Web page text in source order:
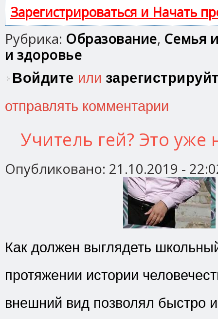
Зарегистрироваться и Начать
Рубрика: Образование, Семья
и здоровье
Войдите или
отправлять комментарии
Учитель гей? Это уже
Опубликовано: 21.10.2019 -
Как должен выглядеть
протяжении истории
внешний вид позволял быстро